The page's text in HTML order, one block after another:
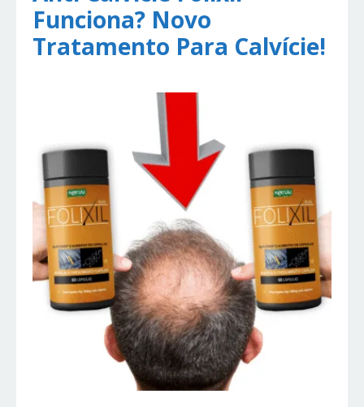
Funciona? Novo
Tratamento Para Calvície!